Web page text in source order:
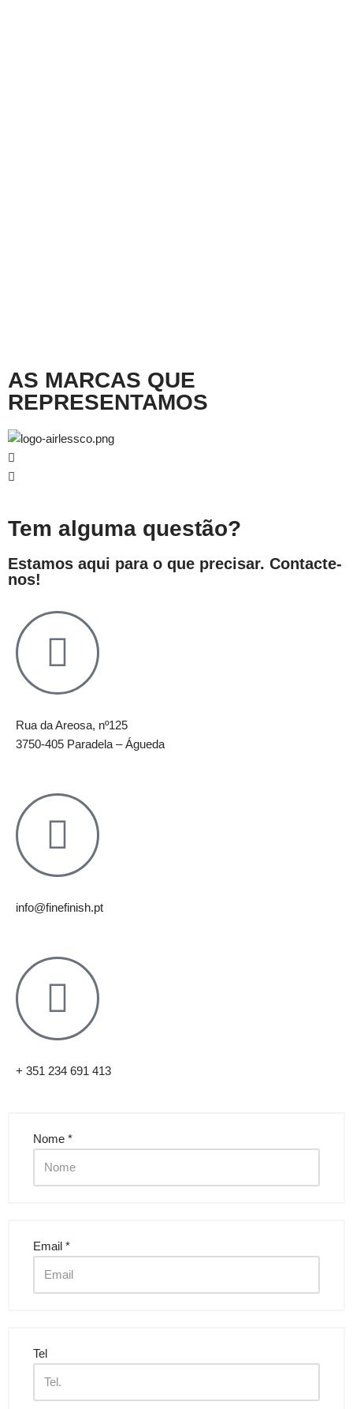
AS MARCAS QUE
REPRESENTAMOS
Tem alguma questão?
Estamos aqui para o que precisar. Contacte-
nos!
Rua da Areosa, nº125
3750-405 Paradela – Águeda
info@finefinish.pt
+ 351 234 691 413
Nome *
Email *
Tel